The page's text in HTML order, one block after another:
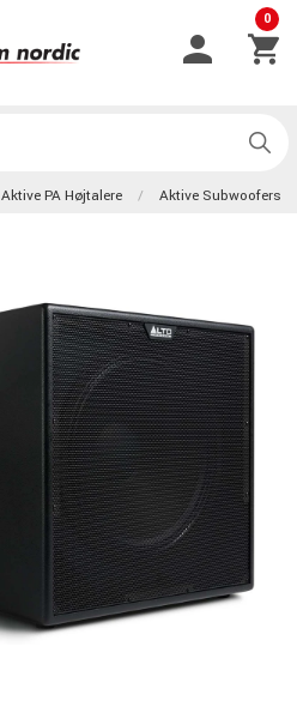
0
Aktive PA Højtalere Aktive Subwoofers